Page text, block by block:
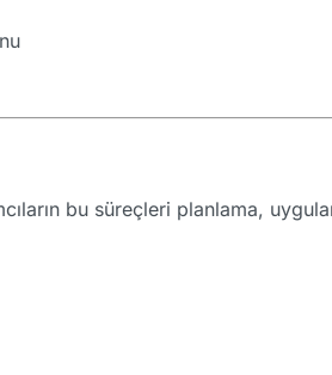
bu süreçleri planlama,